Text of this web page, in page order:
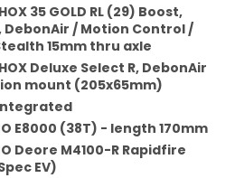
35 GOLD RL (29) Boost,
DebonAir / Motion Control /
15mm thru axle
Deluxe Select R, DebonAir
mount (205x65mm)
integrated
E8000 (38T) - length 170mm
Deore M4100-R Rapidfire
EV)